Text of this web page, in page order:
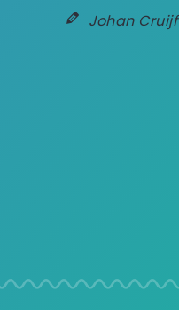
Johan Cruijf